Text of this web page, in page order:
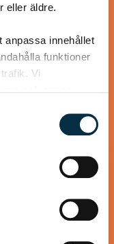
eller äldre.
anpassa innehållet
funktioner
Vi
med.
med annan
som de har
laktosfri